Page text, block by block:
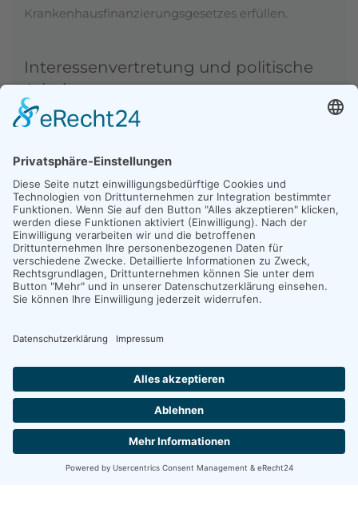
Krankenhausfinanzierungsgesetzes erfüllen.
Interessenvertretung und politische
Arbeit
Interessenvertretung bei Fachverbänden und
Kostenträgern
Unterstützung bei politischer Arbeit auf
Landes- und Bundesebene
Beratungsleistungen – Europa und
International
Marktanalysen und Prognosen der
Marktentwicklung